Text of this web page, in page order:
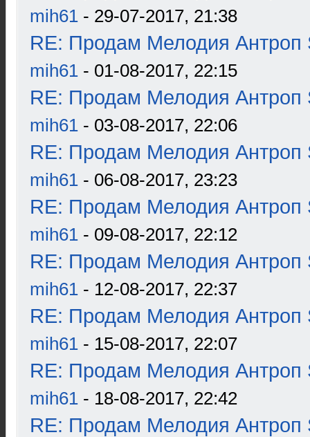
mih61 - 29-07-2017, 21:38
RE: Продам Мелодия Антроп
mih61 - 01-08-2017, 22:15
RE: Продам Мелодия Антроп
mih61 - 03-08-2017, 22:06
RE: Продам Мелодия Антроп
mih61 - 06-08-2017, 23:23
RE: Продам Мелодия Антроп
mih61 - 09-08-2017, 22:12
RE: Продам Мелодия Антроп
mih61 - 12-08-2017, 22:37
RE: Продам Мелодия Антроп
mih61 - 15-08-2017, 22:07
RE: Продам Мелодия Антроп
mih61 - 18-08-2017, 22:42
RE: Продам Мелодия Антроп